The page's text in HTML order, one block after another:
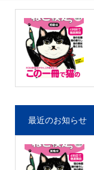
最近のお知らせ